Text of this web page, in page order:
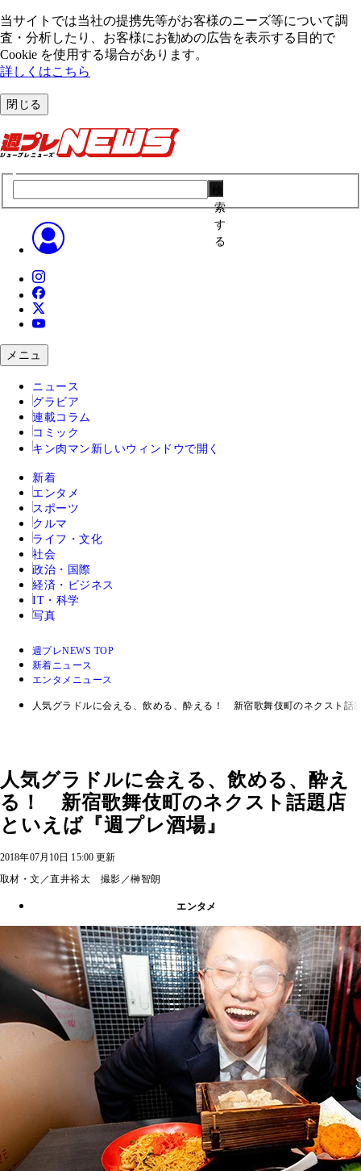
当サイトでは当社の提携先等がお客様のニーズ等について調
査・分析したり、お客様にお勧めの広告を表⽰する⽬的で
Cookie を使⽤する場合があります。
詳しくはこちら
閉じる
索
す
る
メニュ
ニュース
グラビア
連載コラム
コミック
キン肉マン 新しいウィンドウで開く
新着
エンタメ
スポーツ
クルマ
ライフ・文化
社会
政治・国際
経済・ビジネス
IT・科学
写真
週プレNEWS TOP
新着ニュース
エンタメニュース
人気グラドルに会える、飲める、酔える！ 新宿歌舞伎町のネクスト話
人気グラドルに会える、飲める、酔え
る！ 新宿歌舞伎町のネクスト話題店
といえば『週プレ酒場』
2018年07月10日 15:00 更新
取材・文／直井裕太 撮影／榊智朗
エンタメ